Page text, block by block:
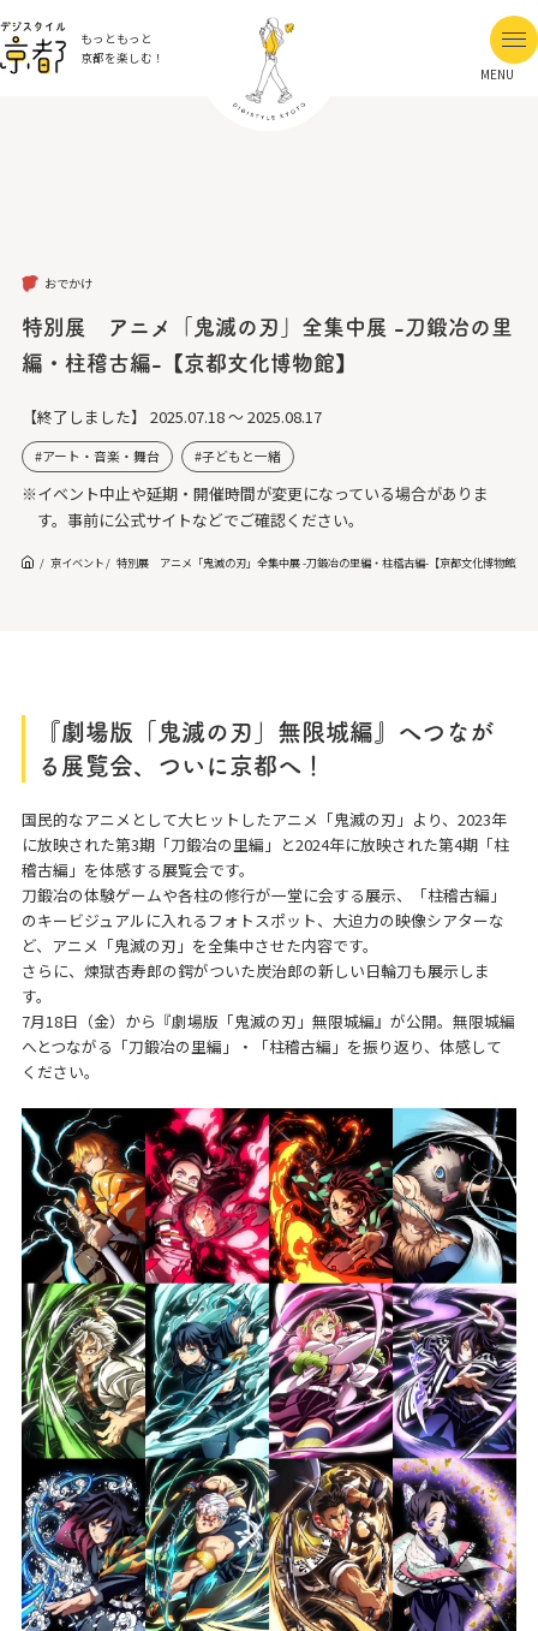
もっともっと
京都を楽しむ！
MENU
おでかけ
特別展 アニメ「鬼滅の刃」全集中展 -刀鍛冶の里
編・柱稽古編-【京都文化博物館】
【終了しました】 2025.07.18 ～ 2025.08.17
アート・音楽・舞台 子どもと一緒
※イベント中止や延期・開催時間が変更になっている場合がありま
す。事前に公式サイトなどでご確認ください。
京イベント 特別展 アニメ「鬼滅の刃」全集中展 -刀鍛冶の里編・柱稽古編-【京都文化博物館】
『劇場版「鬼滅の刃」無限城編』へつなが
る展覧会、ついに京都へ！
国民的なアニメとして大ヒットしたアニメ「鬼滅の刃」より、2023年
に放映された第3期「刀鍛冶の里編」と2024年に放映された第4期「柱
稽古編」を体感する展覧会です。
刀鍛冶の体験ゲームや各柱の修行が一堂に会する展示、「柱稽古編」
のキービジュアルに入れるフォトスポット、大迫力の映像シアターな
ど、アニメ「鬼滅の刃」を全集中させた内容です。
さらに、煉獄杏寿郎の鍔がついた炭治郎の新しい日輪刀も展示しま
す。
7月18日（金）から『劇場版「鬼滅の刃」無限城編』が公開。無限城編
へとつながる「刀鍛冶の里編」・「柱稽古編」を振り返り、体感して
ください。